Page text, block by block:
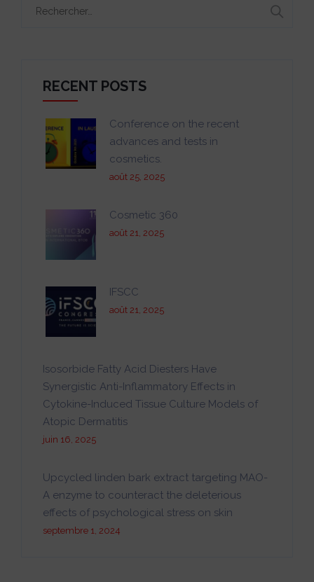
RECENT POSTS
Conference on the recent
advances and tests in
cosmetics.
août 25, 2025
Cosmetic 360
août 21, 2025
IFSCC
août 21, 2025
Isosorbide Fatty Acid Diesters Have
Synergistic Anti-Inflammatory Effects in
Cytokine-Induced Tissue Culture Models of
Atopic Dermatitis
juin 16, 2025
Upcycled linden bark extract targeting MAO-
A enzyme to counteract the deleterious
effects of psychological stress on skin
septembre 1, 2024